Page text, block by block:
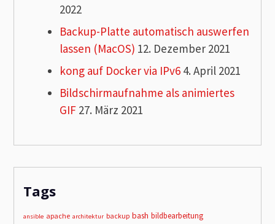
2022
Backup-Platte automatisch auswerfen
lassen (MacOS) 12. Dezember 2021
kong auf Docker via IPv6 4. April 2021
Bildschirmaufnahme als animiertes
GIF 27. März 2021
Tags
ansible apache architektur backup bash bildbearbeitung